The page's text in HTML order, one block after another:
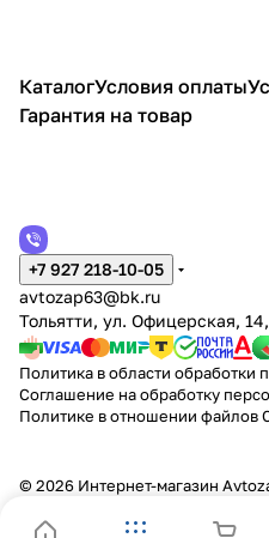
КаталогУсловия оплаты
Гарантия на товар
+7 927 218-10-05
avtozap63@bk.ru
Тольятти, ул. Офицерская,
Политика в области обработки
Соглашение на обработку
Политике в отношении файлов
© 2026 Интернет-магазин